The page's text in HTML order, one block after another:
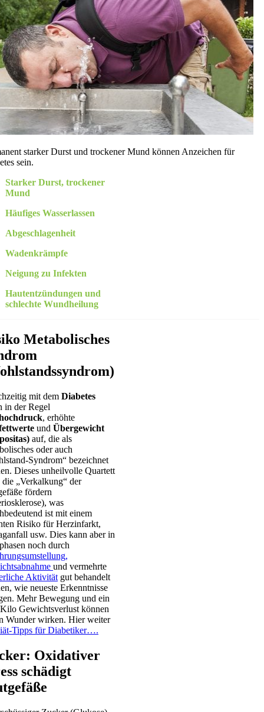
starker Durst und trockener Mund können Anzeichen für
sein.
Starker Durst, trockener
Mund
Häufiges Wasserlassen
Abgeschlagenheit
Wadenkrämpfe
Neigung zu Infekten
Hautentzündungen und
schlechte Wundheilung
Metabolisches
mit dem Diabetes
in der Regel
, erhöhte
und Übergewicht
auf, die als
oder auch
Syndrom“ bezeichnet
Dieses unheilvolle Quartett
die „Verkalkung“ der
fördern
was
ist mit einem
Risiko für Herzinfarkt,
usw. Dies kann aber in
noch durch
und vermehrte
Aktivität gut behandelt
wie neueste Erkenntnisse
Mehr Bewegung und ein
Gewichtsverlust können
Wunder wirken. Hier weiter
Tipps für Diabetiker….
Oxidativer
schädigt